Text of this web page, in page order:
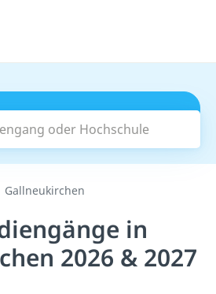
oder Hochschule
Suchen
Gallneukirchen
in
2026 & 2027